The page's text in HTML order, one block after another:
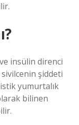
insülin direnci
sivilcenin şiddeti
yumurtalık
bilinen